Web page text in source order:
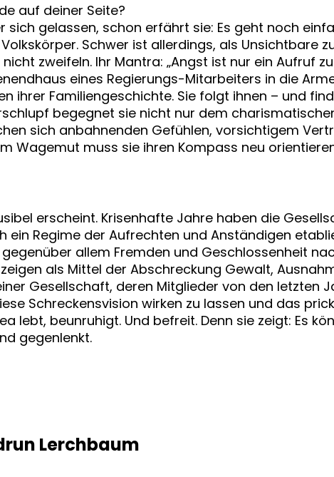
auf deiner Seite?
gelassen, schon erfährt sie: Es geht noch
Schwer ist allerdings, als Unsichtbare
zweifeln. Ihr Mantra: „Angst ist nur ein Aufruf
eines Regierungs-Mitarbeiters in die
ihrer Familiengeschichte. Sie folgt ihnen – und
begegnet sie nicht nur dem
sich anbahnenden Gefühlen, vorsichtigem
muss sie ihren Kompass neu
erscheint. Krisenhafte Jahre haben die
ein Regime der Aufrechten und Anständigen
allem Fremden und Geschlossenheit
als Mittel der Abschreckung Gewalt,
Gesellschaft, deren Mitglieder von den letzten
Schreckensvision wirken zu lassen und das
lebt, beunruhigt. Und befreit. Denn sie zeigt: Es
gegenlenkt.
Lerchbaum